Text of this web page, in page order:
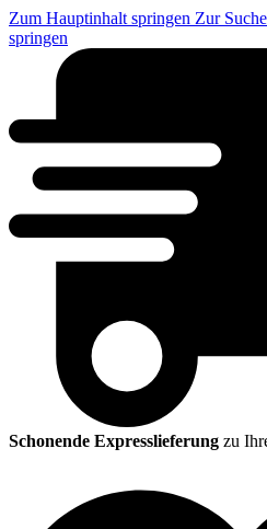
Zum Hauptinhalt springen Zur
springen
Schonende Expresslieferung zu